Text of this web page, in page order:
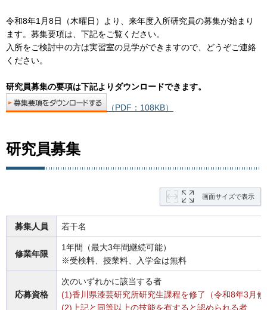
令和8年1月8日（木曜日）より、来年度入所研究員の募集が始まり
ます。募集要項は、下記をご覧ください。
入所をご検討中の方は実習室の見学ができますので、どうぞご連絡
ください。
研究員募集の要項は下記よりダウンロードできます。
（PDF：108KB）
研究員募集
画面サイズで表示
募集人員 若干名
修業年限
1年間（最大3年間継続可能）
※受検料、授業料、入学金は無料
応募資格
次のいずれかに該当する者
(1)香川県漆芸研究所研究生課程を修了（令和8年3月
(2)上記と同等以上の技能を有すると認められる者